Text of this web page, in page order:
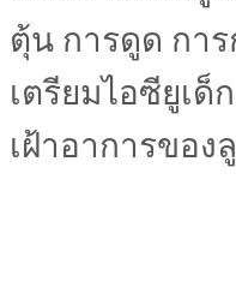
ตุ้น การดูด กา
เตรียมไอซียูเ
เฝ้าอาการของ